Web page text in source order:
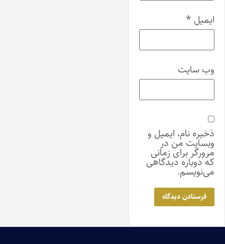
ایمیل *
وب‌ سایت
ذخیره نام، ایمیل و
وبسایت من در
مرورگر برای زمانی
که دوباره دیدگاهی
می‌نویسم.